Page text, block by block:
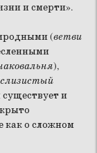
и смерти».
(ветви
),
и
как о сложном